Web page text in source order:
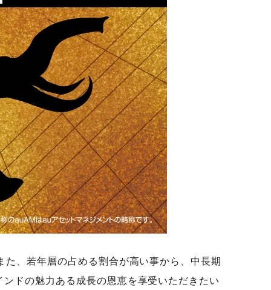
、若年層の占める割合が高い事から、中長期
ドの魅力ある成長の恩恵を享受いただきたい